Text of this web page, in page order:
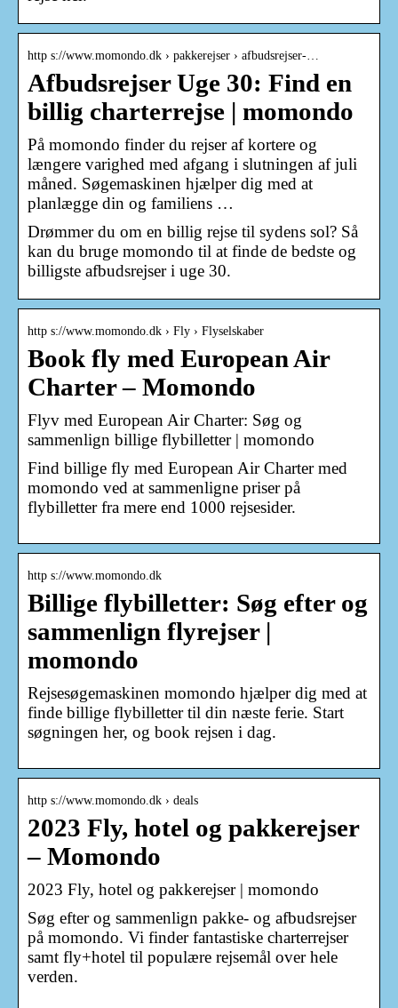
http s://www.momondo.dk › pakkerejser › afbudsrejser-…
Afbudsrejser Uge 30: Find en
billig charterrejse | momondo
På momondo finder du rejser af kortere og
længere varighed med afgang i slutningen af juli
måned. Søgemaskinen hjælper dig med at
planlægge din og familiens …
Drømmer du om en billig rejse til sydens sol? Så
kan du bruge momondo til at finde de bedste og
billigste afbudsrejser i uge 30.
http s://www.momondo.dk › Fly › Flyselskaber
Book fly med European Air
Charter – Momondo
Flyv med European Air Charter: Søg og
sammenlign billige flybilletter | momondo
Find billige fly med European Air Charter med
momondo ved at sammenligne priser på
flybilletter fra mere end 1000 rejsesider.
http s://www.momondo.dk
Billige flybilletter: Søg efter og
sammenlign flyrejser |
momondo
Rejsesøgemaskinen momondo hjælper dig med at
finde billige flybilletter til din næste ferie. Start
søgningen her, og book rejsen i dag.
http s://www.momondo.dk › deals
2023 Fly, hotel og pakkerejser
– Momondo
2023 Fly, hotel og pakkerejser | momondo
Søg efter og sammenlign pakke- og afbudsrejser
på momondo. Vi finder fantastiske charterrejser
samt fly+hotel til populære rejsemål over hele
verden.